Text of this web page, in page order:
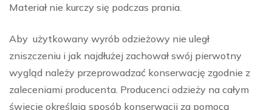
Materiał nie kurczy się podczas prania.
Aby użytkowany wyrób odzieżowy nie uległ
zniszczeniu i jak najdłużej zachował swój pierwotny
wygląd należy przeprowadzać konserwację zgodnie z
zaleceniami producenta. Producenci odzieży na całym
świecie określają sposób konserwacji za pomocą